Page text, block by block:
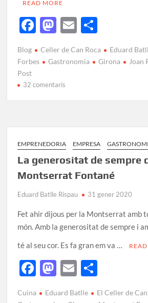
READ MORE
F
e
o
o
k
M
to
o
n
E
ail m
te
ix
Blog Celler de Can Roca Eduard
Forbes
Gastronomia Girona Joan
Post
32 comentaris
EMPRENEDORIA EMPRESA
La generositat de sempre
Montserrat Fontané
Eduard Batlle Rispau 31 gener 2020
Fet ahir dijous per la Montserrat amb
món. Amb la generositat de sempre i
té al seu cor. Es fa gran em va …
F
M E
Cuina Eduard Batlle
El Celler de